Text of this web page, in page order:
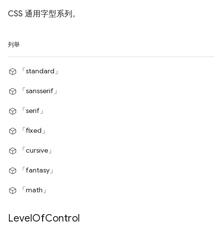
CSS 通用字型系列。
列舉
「standard」
「sansserif」
「serif」
「fixed」
「cursive」
「fantasy」
「math」
LevelOfControl